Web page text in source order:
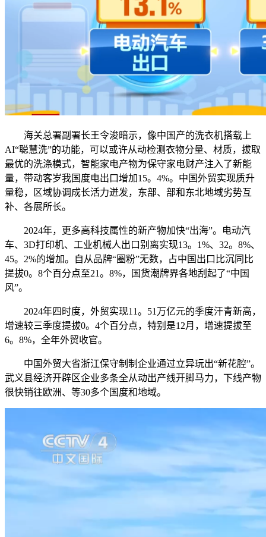
海关总署副署长王令浚暗示，像中国产的洗衣机搭载上
AI“聪慧洗”的功能，可以或许从动检测衣物分量、材质，拔取
最优的洗涤模式，智能家电产物为保守家电财产注入了新能
量，带动客岁我国度电出口增加15。4%。中国外贸实现质升
量稳，区域协调成长活力迸发，东部、部和东北地域劣势互
补、各展所长。
2024年，更多高科技属性的新产物加快“出海”。电动汽
车、3D打印机、工业机械人出口别离实现13。1%、32。8%、
45。2%的增加。自从品牌“圈粉”无数，占中国出口比沉同比
提拔0。8个百分点至21。8%，国货潮牌界各地刮起了“中国
风”。
2024年四时度，外贸实现11。51万亿元的季度汗青新高，
增速较三季度提拔0。4个百分点，特别是12月，增速提拔至
6。8%，全年外贸收官。
中国外贸大省浙江保守制制企业通过立异玩出“新花腔”。
武义县经济开辟区企业多条全从动出产线开脚马力，下线产物
很快销往欧洲、等30多个国度和地域。